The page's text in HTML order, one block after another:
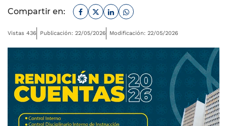
Compartir en: Facebook
TwitterLinkedinWhatsapp
Vistas 436 Publicación: 22/05/2026 Modificación: 22/05/2026